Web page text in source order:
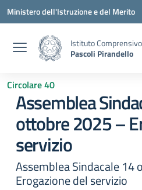
Vai ai contenuti
Vai al menu di navigazione
Vai al footer
Ministero dell'Istruzione e del Merito
Istituto
Pascoli Pirandello
Circolare 40
Assemblea
ottobre 2025 –
servizio
Assemblea Sindacale 14
Erogazione del servizio